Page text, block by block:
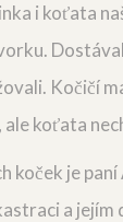
i koťata
Kočičí
koťata
koček je paní
a jejím